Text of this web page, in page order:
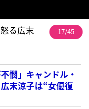
る広末 17/45
憫」キャンドル・
末涼子は“女優復